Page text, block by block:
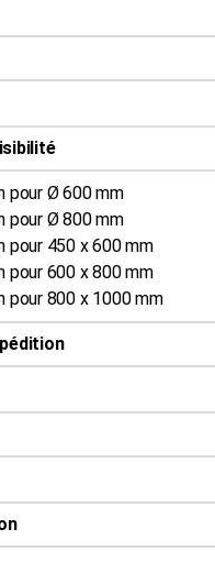
pour Ø 600 mm
pour Ø 800 mm
pour 450 x 600 mm
pour 600 x 800 mm
pour 800 x 1000 mm